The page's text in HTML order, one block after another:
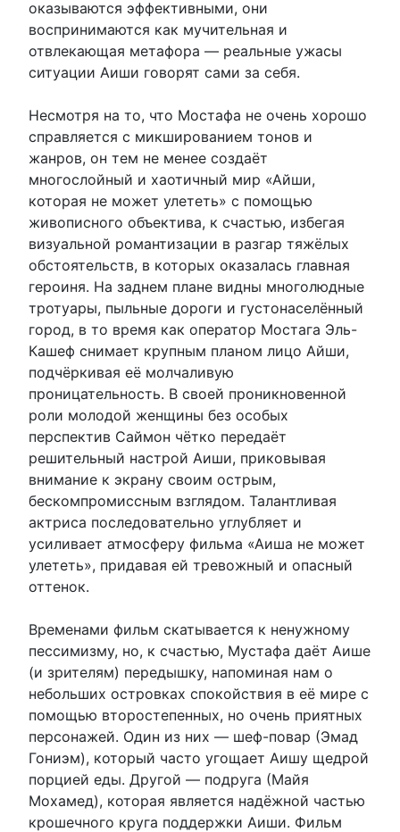
оказываются эффективными, они
воспринимаются как мучительная и
отвлекающая метафора — реальные ужасы
ситуации Аиши говорят сами за себя.
Несмотря на то, что Мостафа не очень хорошо
справляется с микшированием тонов и
жанров, он тем не менее создаёт
многослойный и хаотичный мир «Айши,
которая не может улететь» с помощью
живописного объектива, к счастью, избегая
визуальной романтизации в разгар тяжёлых
обстоятельств, в которых оказалась главная
героиня. На заднем плане видны многолюдные
тротуары, пыльные дороги и густонаселённый
город, в то время как оператор Мостага Эль-
Кашеф снимает крупным планом лицо Айши,
подчёркивая её молчаливую
проницательность. В своей проникновенной
роли молодой женщины без особых
перспектив Саймон чётко передаёт
решительный настрой Аиши, приковывая
внимание к экрану своим острым,
бескомпромиссным взглядом. Талантливая
актриса последовательно углубляет и
усиливает атмосферу фильма «Аиша не может
улететь», придавая ей тревожный и опасный
оттенок.
Временами фильм скатывается к ненужному
пессимизму, но, к счастью, Мустафа даёт Аише
(и зрителям) передышку, напоминая нам о
небольших островках спокойствия в её мире с
помощью второстепенных, но очень приятных
персонажей. Один из них — шеф-повар (Эмад
Гониэм), который часто угощает Аишу щедрой
порцией еды. Другой — подруга (Майя
Мохамед), которая является надёжной частью
крошечного круга поддержки Аиши. Фильм